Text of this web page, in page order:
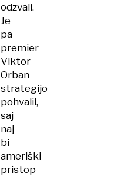
odzvali.
Je
pa
premier
Viktor
Orban
strategijo
pohvalil,
saj
naj
bi
ameriški
pristop